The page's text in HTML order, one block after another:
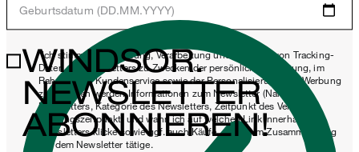
Geburtsdatum (DD.MM.YYYY)
*Ich stimme der Erhebung, Verarbeitung und Nutzung von Tracking-
Daten des Newsletters zu Zwecken der persönlichen Beratung, im
Rahmen des Kundenservice sowie der Personalisierung von Werbung
zu. Erhoben werden Informationen zum Newsletter (Name des
Newsletters, Kategorie des Newsletters, Zeitpunkt des Versands,
Öffnungszeitpunkt) und wann ich auf welchen Link innerhalb des
Newsletters klicke sowie ggf. auch Käufe, die ich im Zusammenhang
mit dem Newsletter tätige.
WINDSOR.
NEWSLETTER
ABONNIEREN!